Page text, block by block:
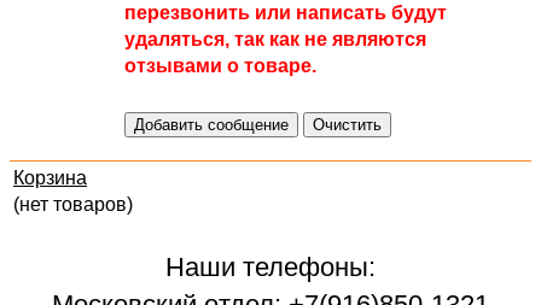
перезвонить или написать будут
удаляться, так как не являются
отзывами о товаре.
Корзина
(нет товаров)
Наши телефоны: